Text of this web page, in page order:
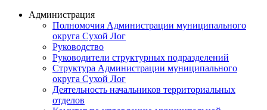
Администрация
Полномочия Администрации муниципального
округа Сухой Лог
Руководство
Руководители структурных подразделений
Структура Администрации муниципального
округа Сухой Лог
Деятельность начальников территориальных
отделов